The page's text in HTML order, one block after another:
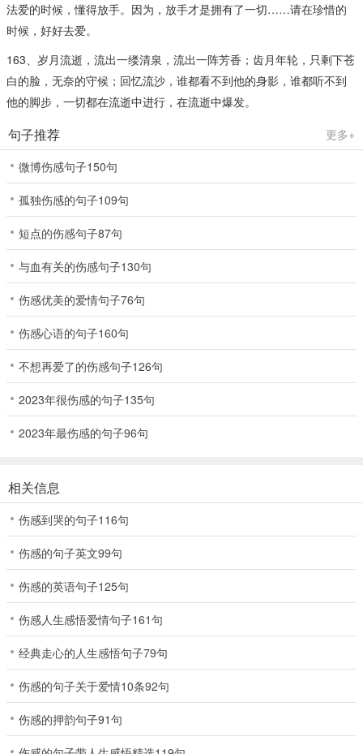
法爱的时候，懂得放手。因为，放手才是拥有了一切……请在珍惜的
时候，好好去爱。
163、岁月流逝，流出一缕清泉，流出一阵芳香；齿月年轮，只剩下苍
白的脸，无奈的守候；回忆流沙，谁都看不到他的身影，谁都听不到
他的脚步，一切都在流逝中进行，在流逝中爆发。
句子推荐
更多+
微博伤感句子150句
孤独伤感的句子109句
短点的伤感句子87句
与血有关的伤感句子130句
伤感优美的爱情句子76句
伤感心语的句子160句
不想再爱了的伤感句子126句
2023年很伤感的句子135句
2023年最伤感的句子96句
相关信息
伤感到哭的句子116句
伤感的句子英文99句
伤感的英语句子125句
伤感人生感悟爱情句子161句
经典走心的人生感悟句子79句
伤感的句子关于爱情10条92句
伤感的押韵句子91句